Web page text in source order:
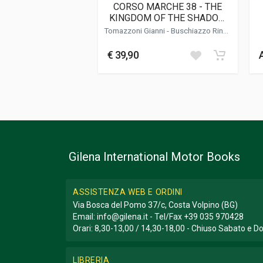
CORSO MARCHE 38 - THE
KINGDOM OF THE SHADOW
MAN
Tomazzoni Gianni-Buschiazzo Rino
€ 39,90
Gilena International Motor Books
ASSISTENZA WEB E ORDINI
Via Bosca del Pomo 37/c, Costa Volpino (BG)
Email: info@gilena.it - Tel/Fax +39 035 970428
Orari: 8,30-13,00 / 14,30-18,00 - Chiuso Sabato e
LIBRERIA